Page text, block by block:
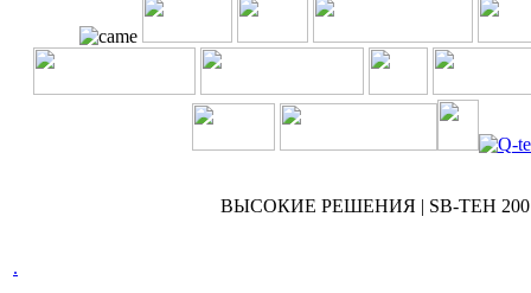
ВЫСОКИЕ РЕШЕНИЯ | SB-TEH
.